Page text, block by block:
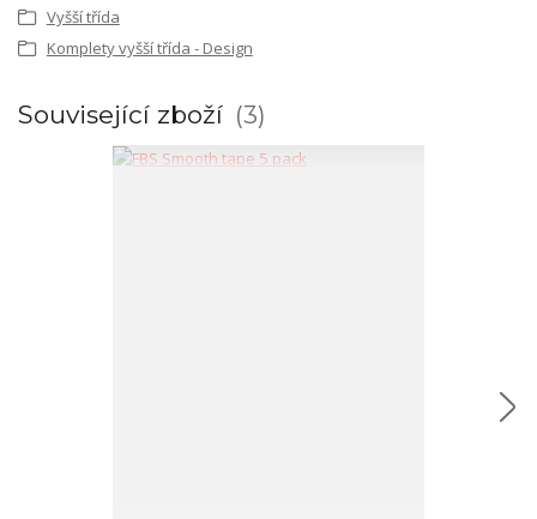
Vyšší třída
Komplety vyšší třída - Design
Související zboží 3